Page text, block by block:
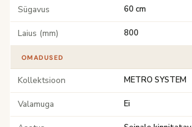
Sügavus 60 cm
Laius (mm) 800
OMADUSED
Kollektsioon METRO SYSTEM
Valamuga Ei